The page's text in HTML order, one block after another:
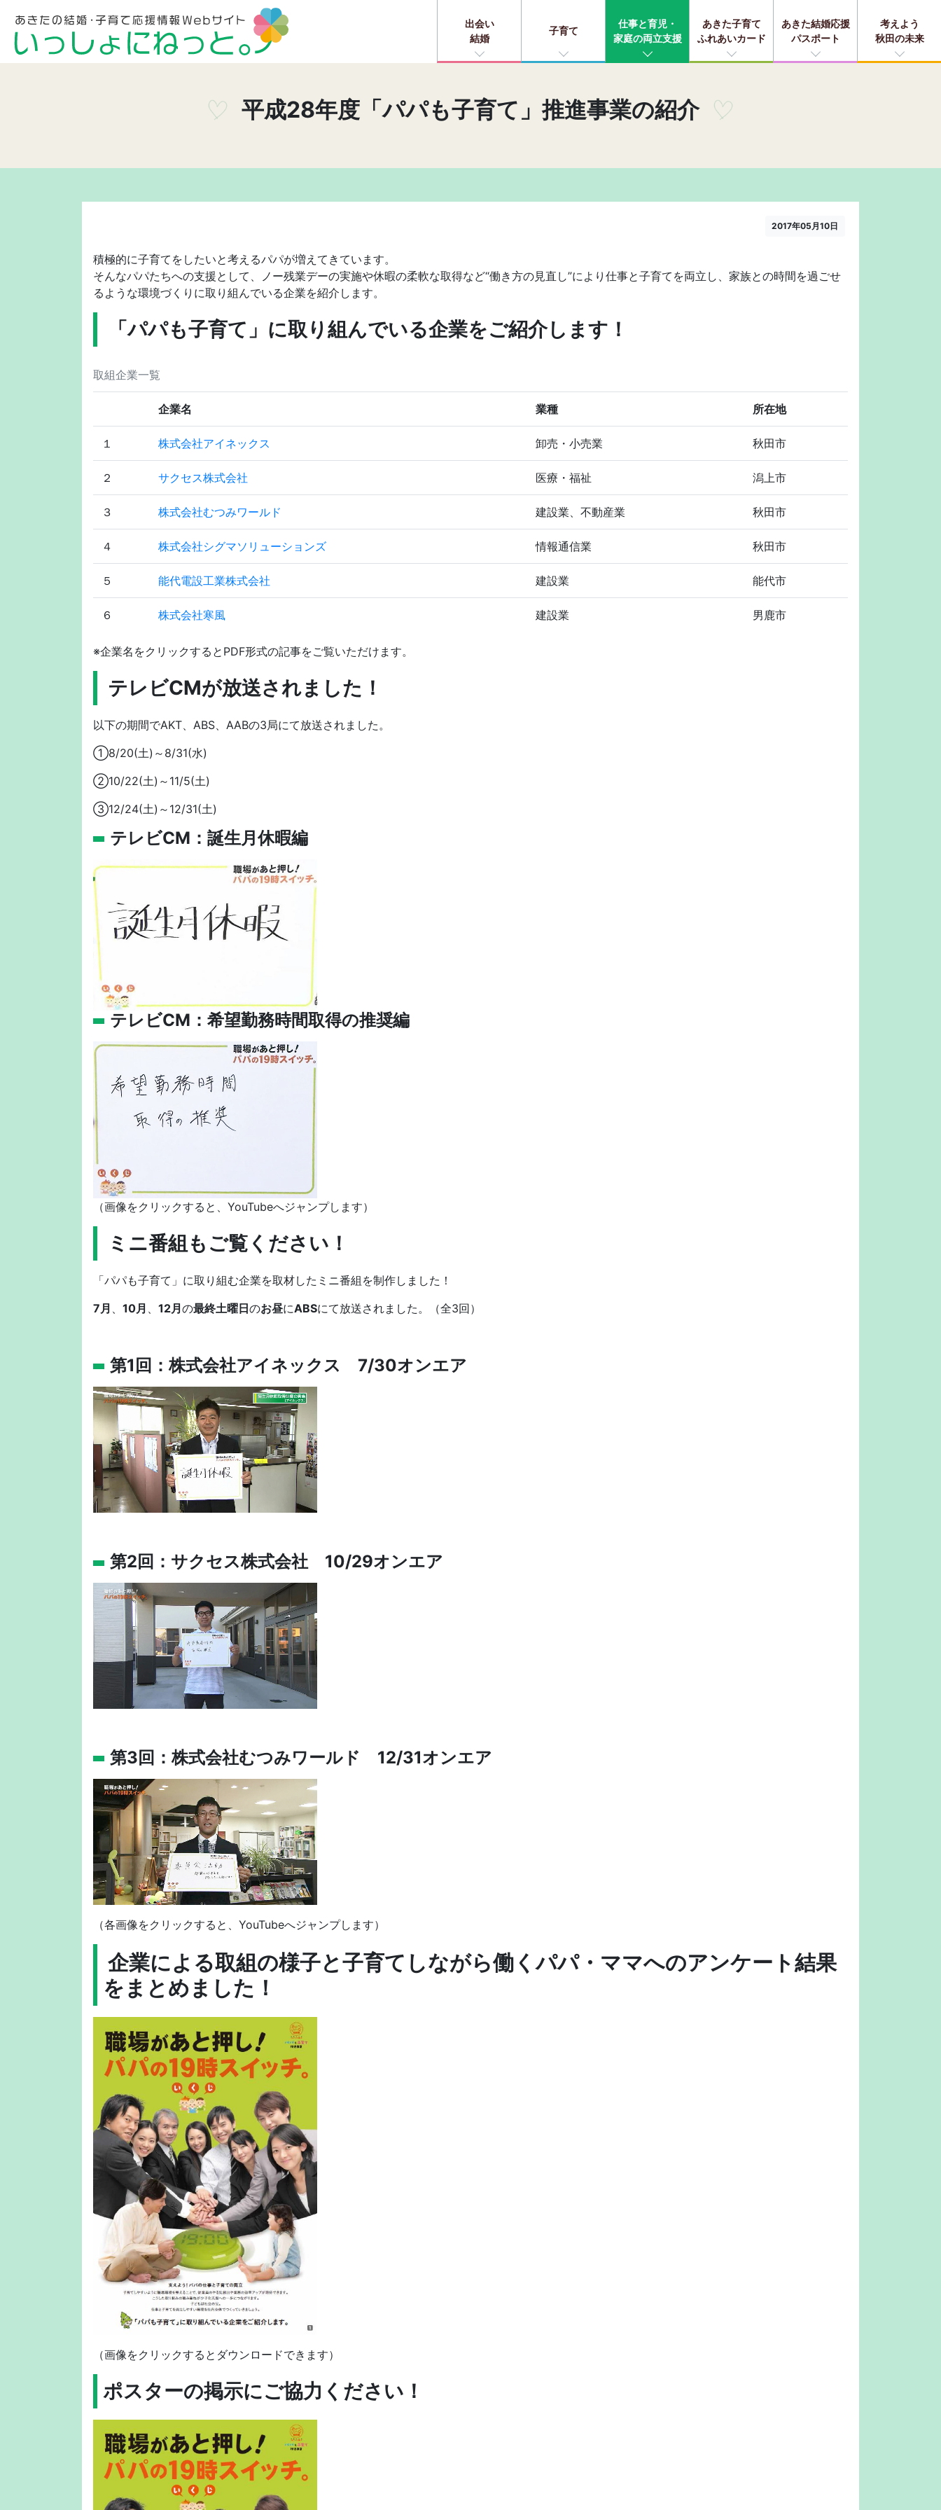
出会い
結婚
子育て
仕事と育児・
家庭の両立支援
あきた子育て
ふれあいカード
あきた結婚応援
パスポート
考えよう
秋田の未来
平成28年度「パパも子育て」推進事業の紹介
2017年05月10日
積極的に子育てをしたいと考えるパパが増えてきています。
そんなパパたちへの支援として、ノー残業デーの実施や休暇の柔軟な取得など“働き方の見直し”により仕事と子育てを両立し、家族との時間を過ごせ
るような環境づくりに取り組んでいる企業を紹介します。
「パパも子育て」に取り組んでいる企業をご紹介します！
取組企業一覧
企業名 業種 所在地
１ 株式会社アイネックス 卸売・小売業 秋田市
２ サクセス株式会社 医療・福祉 潟上市
３ 株式会社むつみワールド 建設業、不動産業 秋田市
４ 株式会社シグマソリューションズ 情報通信業 秋田市
５ 能代電設工業株式会社 建設業 能代市
６ 株式会社寒風 建設業 男鹿市
※企業名をクリックするとPDF形式の記事をご覧いただけます。
テレビCMが放送されました！
以下の期間でAKT、ABS、AABの3局にて放送されました。
①8/20(土)～8/31(水)
②10/22(土)～11/5(土)
③12/24(土)～12/31(土)
テレビCM：誕生月休暇編
テレビCM：希望勤務時間取得の推奨編
（画像をクリックすると、YouTubeへジャンプします）
ミニ番組もご覧ください！
「パパも子育て」に取り組む企業を取材したミニ番組を制作しました！
7月
10月 12月の最終土曜日のお昼にABSにて放送されました。（全3回）
第1回：株式会社アイネックス 7/30オンエア
第2回：サクセス株式会社 10/29オンエア
第3回：株式会社むつみワールド 12/31オンエア
（各画像をクリックすると、YouTubeへジャンプします）
企業による取組の様子と子育てしながら働くパパ・ママへのアンケート結果
をまとめました！
（画像をクリックするとダウンロードできます）
ポスターの掲示にご協力ください！